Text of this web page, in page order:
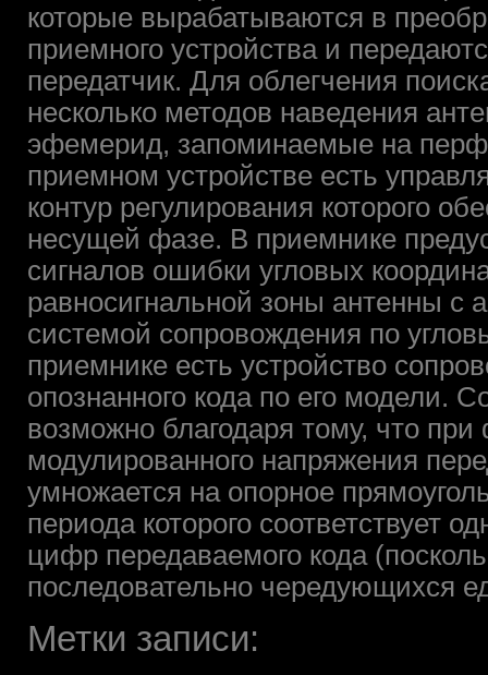
которые вырабатываются в
приемного устройства и
передатчик. Для облегчения
несколько методов наведения
эфемерид, запоминаемые на
приемном устройстве есть
контур регулирования которого
несущей фазе. В приемнике
сигналов ошибки угловых
равносигнальной зоны антенны с
системой сопровождения по
приемнике есть устройство
опознанного кода по его модели.
возможно благодаря тому, что
модулированного напряжения
умножается на опорное
периода которого соответствует
цифр передаваемого кода
последовательно чередующихся
Метки записи: